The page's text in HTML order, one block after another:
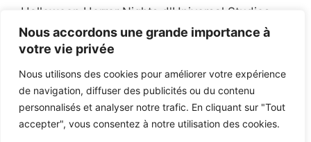
Nous accordons une grande importance à
votre vie privée
Nous utilisons des cookies pour améliorer votre expérience
de navigation, diffuser des publicités ou du contenu
personnalisés et analyser notre trafic. En cliquant sur "Tout
accepter", vous consentez à notre utilisation des cookies.
Halloween Horror Nights d'Universal Studios
Afroman poursuit un policier de l'Ohio après la
victoire du jury en diffamation